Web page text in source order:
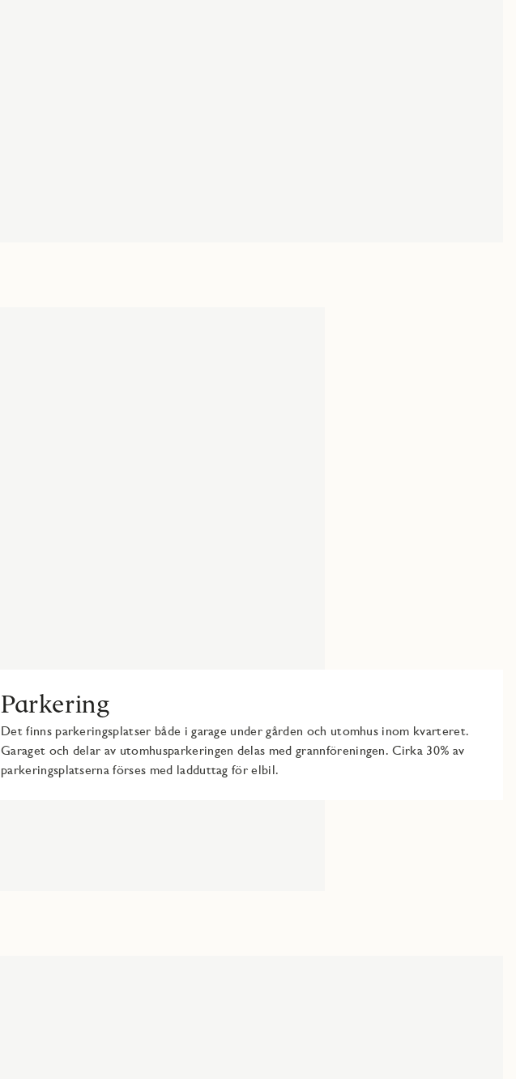
Parkering
Det finns parkeringsplatser både i garage under gården och utomhus inom kvarteret.
Garaget och delar av utomhusparkeringen delas med grannföreningen. Cirka 30% av
parkeringsplatserna förses med ladduttag för elbil.